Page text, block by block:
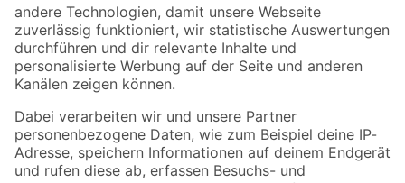
Zur Newsletter Anmeldung
Folge uns
Zahlungsarten Versandarten